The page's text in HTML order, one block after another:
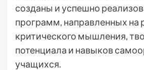
созданы и успешно
программ, направленных на
критического мышления,
потенциала и навыков
учащихся.